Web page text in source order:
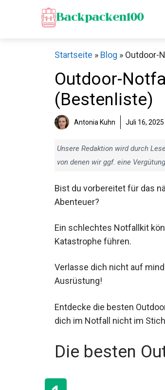
Startseite » Blog » Outdoor-
Outdoor-
(Bestenliste)
Antonia Kuhn Juli 16, 2025
Unsere Redaktion wird durch
von denen wir ggf. eine
Bist du vorbereitet für das
Abenteuer?
Ein schlechtes Notfallkit
Katastrophe führen.
Verlasse dich nicht auf
Ausrüstung!
Entdecke die besten
dich im Notfall nicht im
Die besten